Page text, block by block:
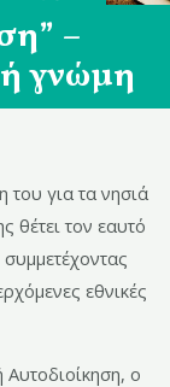
–
γνώμη
του για τα νησιά
θέτει τον εαυτό
εθνικές
ο